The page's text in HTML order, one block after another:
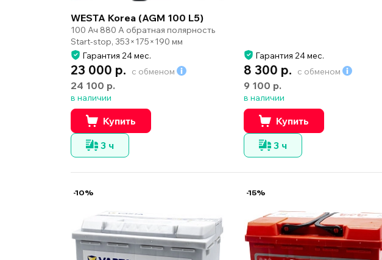
WESTA Korea (AGM 100 L5)
100 Ач 880 А обратная полярность
Start-stop, 353×175×190 мм
Гарантия 24 мес.
23 000 р. с обменом
24 100 р.
в наличии
Купить
3 ч
Гарантия 24 мес.
8 300 р. с обменом
9 100 р.
в наличии
Купить
3 ч
-10% -15%